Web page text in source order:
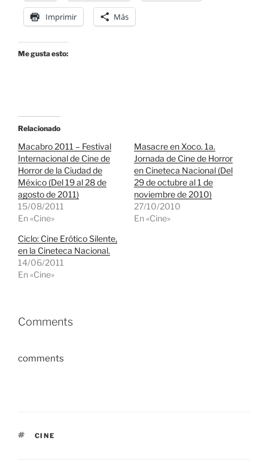
Imprimir Más
Me gusta esto:
Relacionado
Macabro 2011 – Festival
Internacional de Cine de
Horror de la Ciudad de
México (Del 19 al 28 de
agosto de 2011)
15/08/2011
En «Cine»
Masacre en Xoco. 1a.
Jornada de Cine de Horror
en Cineteca Nacional (Del
29 de octubre al 1 de
noviembre de 2010)
27/10/2010
En «Cine»
Ciclo: Cine Erótico Silente,
en la Cineteca Nacional.
14/06/2011
En «Cine»
Comments
comments
ETIQUETAS
CINE